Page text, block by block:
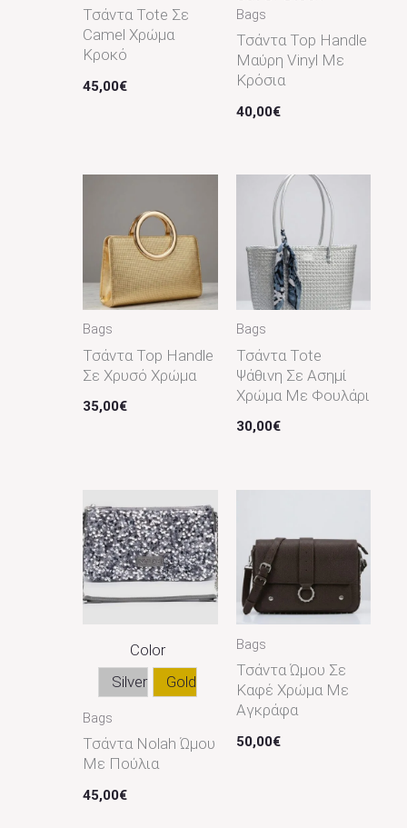
Τσάντα Tote Σε
Camel Χρώμα
Κροκό
45,00€
Bags
Τσάντα Top Handle
Μαύρη Vinyl Με
Κρόσια
40,00€
Bags
Τσάντα Top Handle
Σε Χρυσό Χρώμα
35,00€
Bags
Τσάντα Tote
Ψάθινη Σε Ασημί
Χρώμα Με Φουλάρι
30,00€
Color
Silver
Gold
Bags
Τσάντα Nolah Ώμου
Με Πούλια
45,00€
Bags
Τσάντα Ώμου Σε
Καφέ Χρώμα Με
Αγκράφα
50,00€